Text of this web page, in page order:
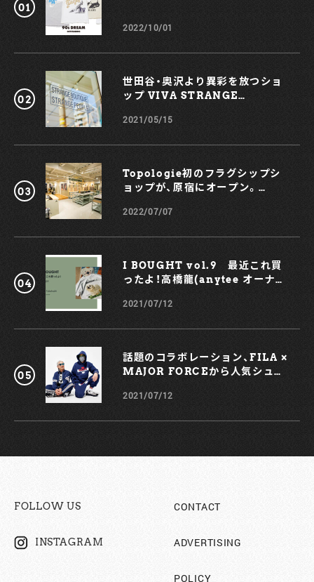
2022/10/01
世田谷・奥沢より異彩を放つショ
ップ VIVA STRANGE
2021/05/15
Topologie初のフラグシップシ
ョップが、原宿にオープン。
も！
2022/07/07
I BOUGHT vol.9 最近これ買
ったよ！高橋龍(anytee オーナ
2021/07/12
話題のコラボレーション、FILA ×
MAJOR FORCEから人気シュー
2021/07/12
FOLLOW US
INSTAGRAM
CONTACT
ADVERTISING
POLICY